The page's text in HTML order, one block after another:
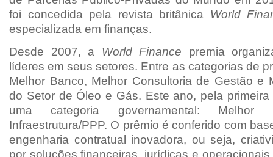
foi concedida pela revista britânica World
especializada em finanças.
Desde 2007, a World Finance premia
líderes em seus setores. Entre as categorias de
Melhor Banco, Melhor Consultoria de Gestão e
do Setor de Óleo e Gás. Este ano, pela
uma categoria governamental: Melhor
Infraestrutura/PPP. O prêmio é conferido com
engenharia contratual inovadora, ou seja,
por soluções financeiras, jurídicas e